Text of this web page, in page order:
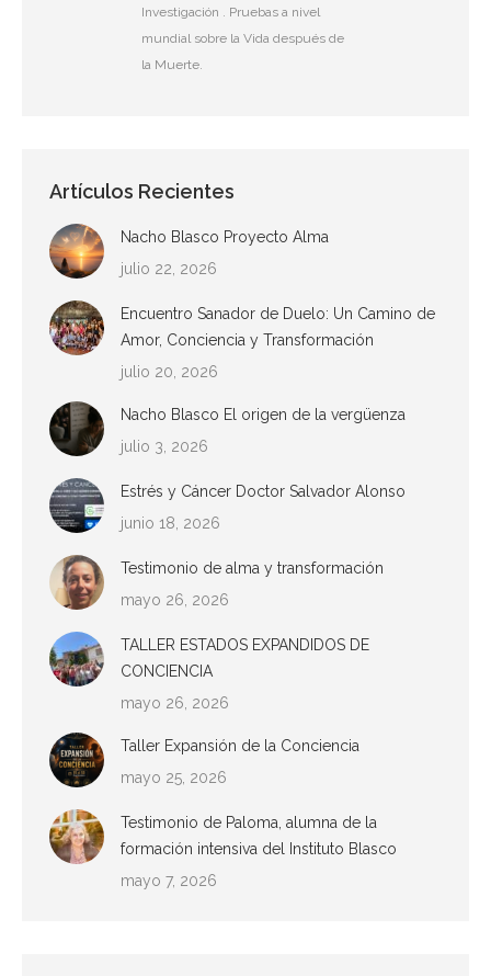
Investigación . Pruebas a nivel
mundial sobre la Vida después de
la Muerte.
Artículos Recientes
Nacho Blasco Proyecto Alma
julio 22, 2026
Encuentro Sanador de Duelo: Un Camino de
Amor, Conciencia y Transformación
julio 20, 2026
Nacho Blasco El origen de la vergüenza
julio 3, 2026
Estrés y Cáncer Doctor Salvador Alonso
junio 18, 2026
Testimonio de alma y transformación
mayo 26, 2026
TALLER ESTADOS EXPANDIDOS DE
CONCIENCIA
mayo 26, 2026
Taller Expansión de la Conciencia
mayo 25, 2026
Testimonio de Paloma, alumna de la
formación intensiva del Instituto Blasco
mayo 7, 2026